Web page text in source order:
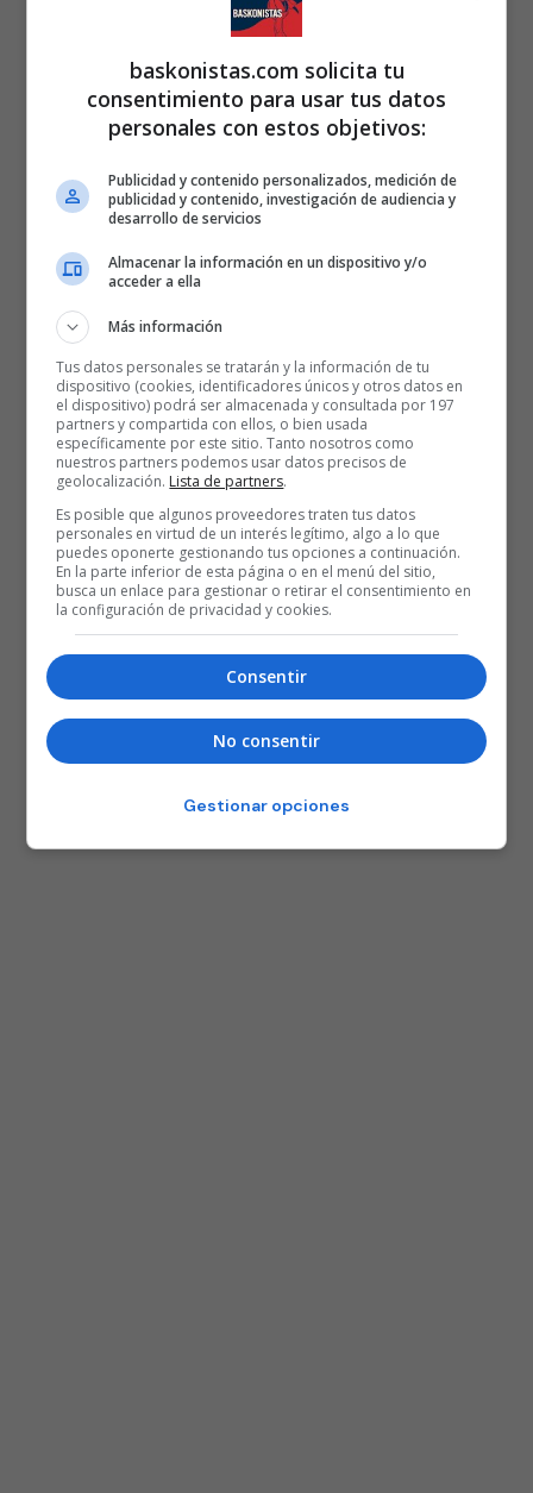
baskonistas.com solicita tu
consentimiento para usar tus datos
personales con estos objetivos:
Publicidad y contenido personalizados, medición de
publicidad y contenido, investigación de audiencia y
desarrollo de servicios
Almacenar la información en un dispositivo y/o
acceder a ella
Más información
Tus datos personales se tratarán y la información de tu
dispositivo (cookies, identificadores únicos y otros datos en
el dispositivo) podrá ser almacenada y consultada por 197
partners y compartida con ellos, o bien usada
específicamente por este sitio. Tanto nosotros como
nuestros partners podemos usar datos precisos de
geolocalización. Lista de partners.
Es posible que algunos proveedores traten tus datos
personales en virtud de un interés legítimo, algo a lo que
puedes oponerte gestionando tus opciones a continuación.
En la parte inferior de esta página o en el menú del sitio,
busca un enlace para gestionar o retirar el consentimiento en
la configuración de privacidad y cookies.
Consentir
No consentir
Gestionar opciones